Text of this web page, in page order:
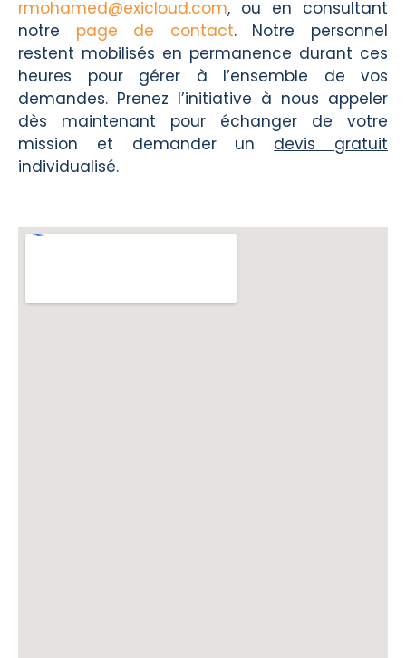
rmohamed@exicloud.com, ou en consultant
notre page de contact. Notre personnel
restent mobilisés en permanence durant ces
heures pour gérer à l’ensemble de vos
demandes. Prenez l’initiative à nous appeler
dès maintenant pour échanger de votre
mission et demander un devis gratuit
individualisé.